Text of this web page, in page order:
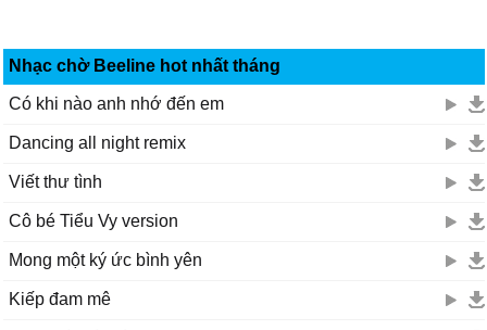
Nhạc chờ Beeline hot nhất tháng
Có khi nào anh nhớ đến em
Dancing all night remix
Viết thư tình
Cô bé Tiểu Vy version
Mong một ký ức bình yên
Kiếp đam mê